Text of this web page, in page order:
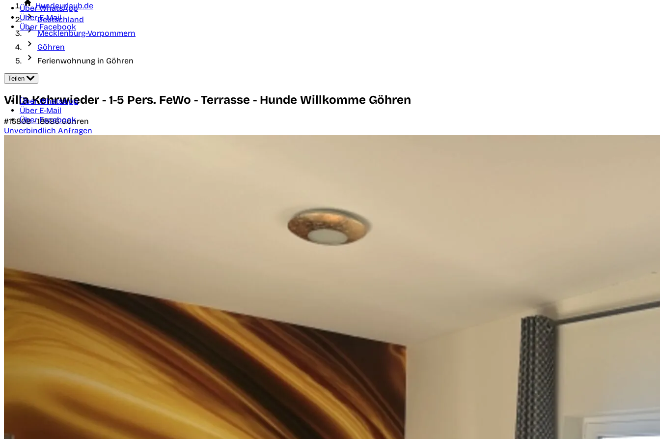
Über WhatsApp
Über E-Mail
Über Facebook
Hundeurlaub.de
Deutschland
Mecklenburg-Vorpommern
Göhren
Ferienwohnung in Göhren
Teilen
Über WhatsApp
Über E-Mail
Über Facebook
Villa Kehrwieder - 1-5 Pers. FeWo - Terrasse - Hunde Willkomme Göhren
#16808 -18586Göhren
Unverbindlich Anfragen